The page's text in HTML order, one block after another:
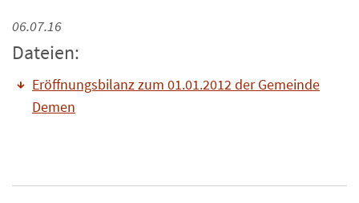
06.07.16
Dateien:
Eröffnungsbilanz zum 01.01.2012 der Gemeinde
Demen